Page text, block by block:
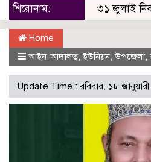
শিরোনাম:
৩১ জুলাই নিবাচন
Home
আইন-আদালত,ইউনিয়ন,উপজেলা,
Update Time : রবিবার, ১৮